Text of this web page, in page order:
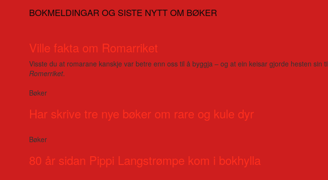
BOKMELDINGAR OG SISTE NYTT OM BØKER
Ville fakta om Romarriket
Visste du at romarane kanskje var betre enn oss til å byggja – og at ein keisar gjorde hesten
Romerriket.
Bøker
Har skrive tre nye bøker om rare og kule dyr
Bøker
80 år sidan Pippi Langstrømpe kom i bokhylla